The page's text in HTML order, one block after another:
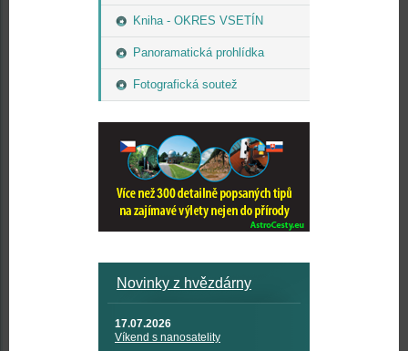
Kniha - OKRES VSETÍN
Panoramatická prohlídka
Fotografická soutež
Novinky z hvězdárny
17.07.2026
Víkend s nanosatelity